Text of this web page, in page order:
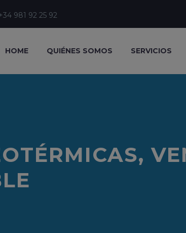
981 92 25 92
HOME QUIÉNES SOMOS SERVICIOS